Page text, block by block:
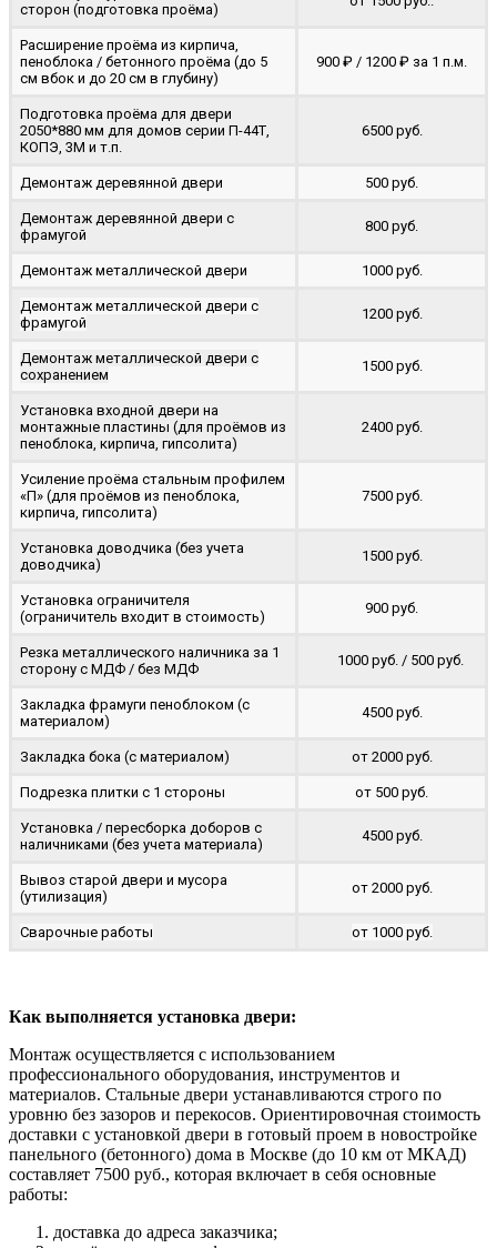
сторон (подготовка проёма)
Расширение проёма из кирпича,
пеноблока / бетонного проёма (до 5
cм вбок и до 20 см в глубину)
900 ₽ / 1200 ₽ за 1 п.м.
Подготовка проёма для двери
2050*880 мм для домов серии П-44Т,
КОПЭ, 3М и т.п.
6500 руб.
Демонтаж деревянной двери 500 руб.
Демонтаж деревянной двери с
фрамугой
800 руб.
Демонтаж металлической двери 1000 руб.
Демонтаж металлической двери с
фрамугой
1200 руб.
Демонтаж металлической двери с
сохранением
1500 руб.
Установка входной двери на
монтажные пластины (для проёмов из
пеноблока, кирпича, гипсолита)
2400 руб.
Усиление проёма стальным профилем
«П» (для проёмов из пеноблока,
кирпича, гипсолита)
7500 руб.
Установка доводчика (без учета
доводчика)
1500 руб.
Установка ограничителя
(ограничитель входит в стоимость)
900 руб.
Резка металлического наличника за 1
сторону с МДФ / без МДФ
1000 руб. / 500 руб.
Закладка фрамуги пеноблоком (с
материалом)
4500 руб.
Закладка бока (с материалом) от 2000 руб.
Подрезка плитки с 1 стороны от 500 руб.
Установка / пересборка доборов с
наличниками (без учета материала)
4500 руб.
Вывоз старой двери и мусора
(утилизация)
от 2000 руб.
Сварочные работы от 1000 руб.
Как выполняется установка двери:
Монтаж осуществляется с использованием
профессионального оборудования, инструментов и
материалов. Стальные двери устанавливаются строго по
уровню без зазоров и перекосов. Ориентировочная стоимость
доставки с установкой двери в готовый проем в новостройке
панельного (бетонного) дома в Москве (до 10 км от МКАД)
составляет 7500 руб., которая включает в себя основные
работы:
доставка до адреса заказчика;